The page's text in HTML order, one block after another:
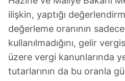
ilişkin, yaptığı
değerleme oranının
kullanılmadığını, gelir
üzere vergi kanunlarında
tutarlarının da bu oranla